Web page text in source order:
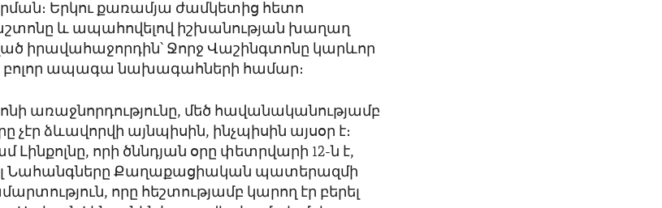
Երկու քառամյա ժամկետից հետո
և ապահովելով իշխանության խաղաղ
իրավահաջորդին՝ Ջորջ Վաշինգտոնը կարևոր
ապագա նախագահների համար։
առաջնորդությունը, մեծ հավանականությամբ
չէր ձևավորվի այնպիսին, ինչպիսին այսօր է։
որի ծննդյան օրը փետրվարի 12-ն է,
Նահանգները Քաղաքացիական պատերազմի
որը հեշտությամբ կարող էր բերել